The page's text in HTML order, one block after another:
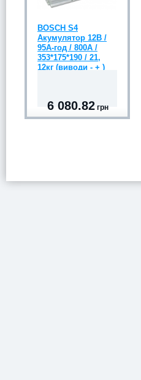
BOSCH S4
Акумулятор 12В /
95А-год / 800A /
353*175*190 / 21,
12кг (виводи - + )
6 080.82 грн